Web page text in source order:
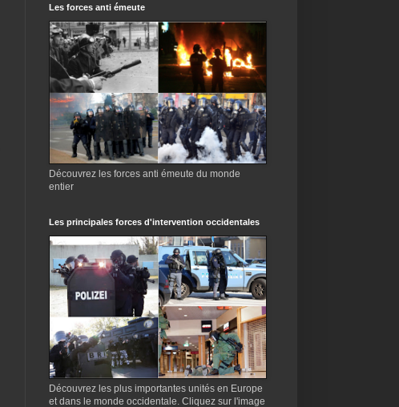
Les forces anti émeute
Découvrez les forces anti émeute du monde
entier
Les principales forces d'intervention occidentales
Découvrez les plus importantes unités en Europe
et dans le monde occidentale. Cliquez sur l'image